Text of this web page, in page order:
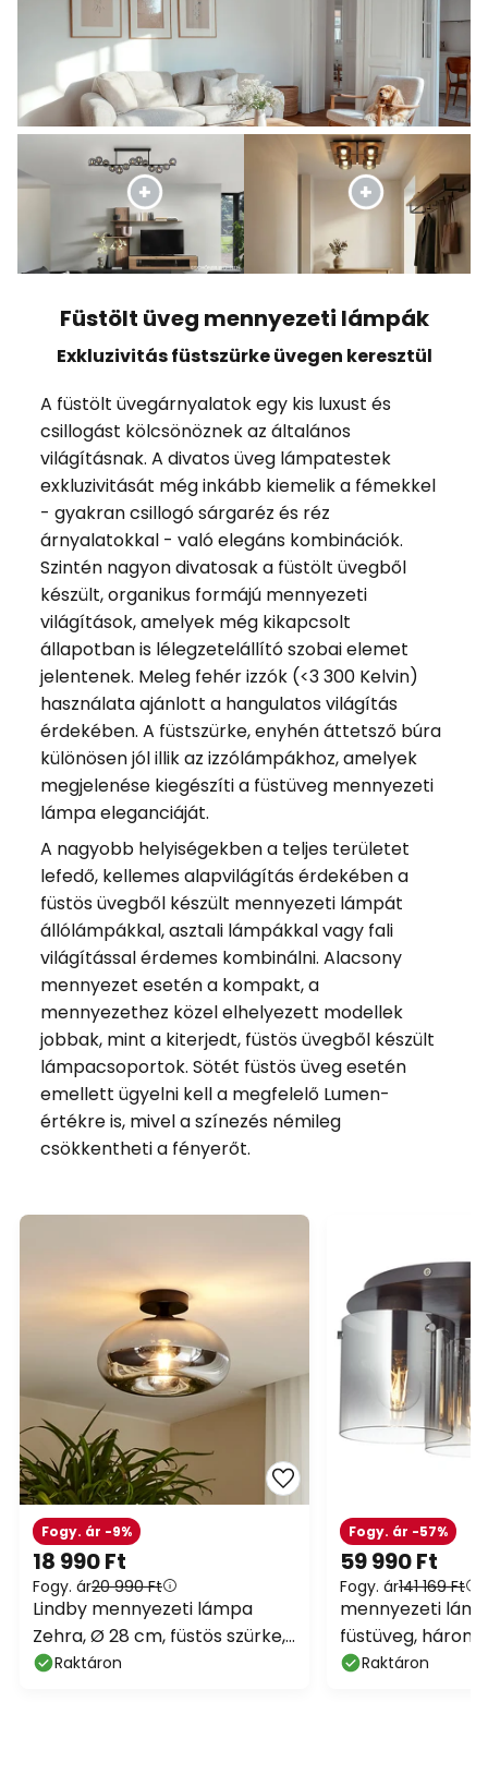
Füstölt üveg mennyezeti lámpák
Exkluzivitás füstszürke üvegen keresztül
A füstölt üvegárnyalatok egy kis luxust és
csillogást kölcsönöznek az általános
világításnak. A divatos üveg lámpatestek
exkluzivitását még inkább kiemelik a fémekkel
- gyakran csillogó sárgaréz és réz
árnyalatokkal - való elegáns kombinációk.
Szintén nagyon divatosak a füstölt üvegből
készült, organikus formájú mennyezeti
világítások, amelyek még kikapcsolt
állapotban is lélegzetelállító szobai elemet
jelentenek. Meleg fehér izzók (<3 300 Kelvin)
használata ajánlott a hangulatos világítás
érdekében. A füstszürke, enyhén áttetsző búra
különösen jól illik az izzólámpákhoz, amelyek
megjelenése kiegészíti a füstüveg mennyezeti
lámpa eleganciáját.
A nagyobb helyiségekben a teljes területet
lefedő, kellemes alapvilágítás érdekében a
füstös üvegből készült mennyezeti lámpát
állólámpákkal, asztali lámpákkal vagy fali
világítással érdemes kombinálni. Alacsony
mennyezet esetén a kompakt, a
mennyezethez közel elhelyezett modellek
jobbak, mint a kiterjedt, füstös üvegből készült
lámpacsoportok. Sötét füstös üveg esetén
emellett ügyelni kell a megfelelő Lumen-
értékre is, mivel a színezés némileg
csökkentheti a fényerőt.
18 990 Ft
Fogy. ár20 990 Ft
Fogy. ár -9%
Lindby mennyezeti lámpa
Zehra, Ø 28 cm, füstös szürke,
üvegRaktáron
59 990 Ft
Fogy. ár141 169 Ft
Fogy. ár -57%
mennyezeti
füstüveg, három
Raktáron